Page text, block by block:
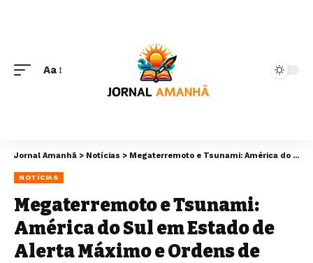
Aa
Jornal Amanhã > Notícias > Megaterremoto e Tsunami: América do Sul em Estado de Alerta Máximo e Ordens de Evacuação
NOTÍCIAS
Megaterremoto e Tsunami:
América do Sul em Estado de
Alerta Máximo e Ordens de